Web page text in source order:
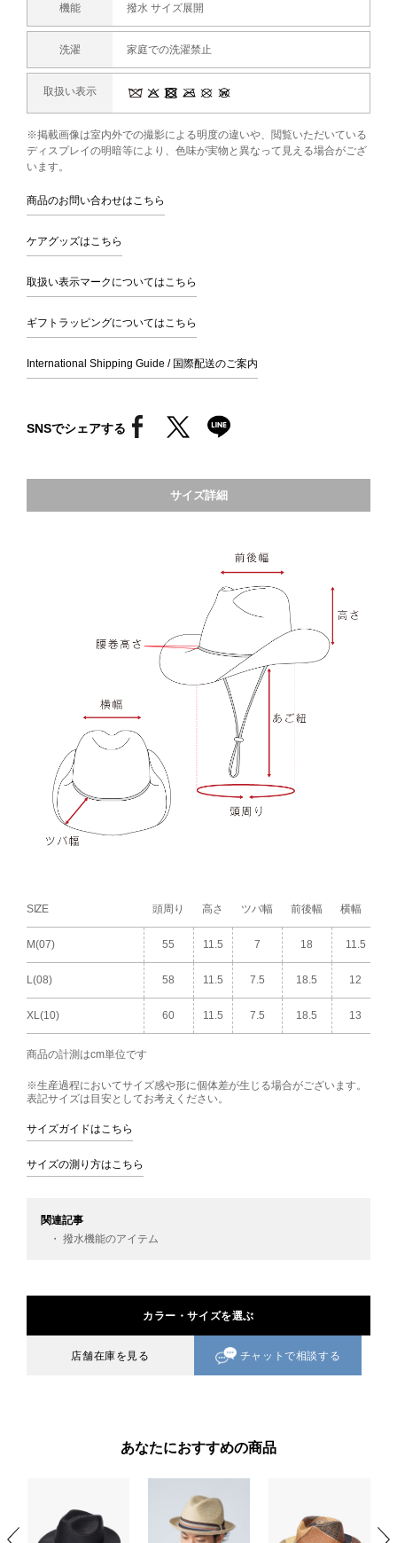
機能 撥水 サイズ展開
洗濯 家庭での洗濯禁止
取扱い表示
※掲載画像は室内外での撮影による明度の違いや、閲覧いただいている
ディスプレイの明暗等により、色味が実物と異なって見える場合がござ
います。
商品のお問い合わせはこちら
ケアグッズはこちら
取扱い表示マークについてはこちら
ギフトラッピングについてはこちら
International Shipping Guide / 国際配送のご案内
SNSでシェアする
サイズ詳細
SIZE 頭周り 高さ ツバ幅 前後幅 横幅
M(07) 55 11.5 7 18 11.5
L(08) 58 11.5 7.5 18.5 12
XL(10) 60 11.5 7.5 18.5 13
商品の計測はcm単位です
※生産過程においてサイズ感や形に個体差が生じる場合がございます。
表記サイズは目安としてお考えください。
サイズガイドはこちら
サイズの測り方はこちら
関連記事
・ 撥水機能のアイテム
カラー・サイズを選ぶ
店舗在庫を見る チャットで相談する
あなたにおすすめの商品